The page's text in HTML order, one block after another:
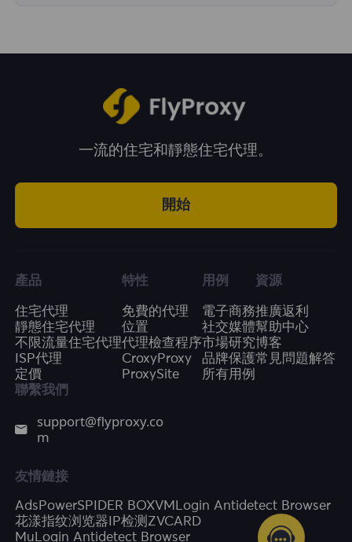
一流的住宅和靜態住宅代理。
開始
產品
住宅代理
靜態住宅代理
不限流量住宅代理
ISP代理
定價
特性
免費的代理
位置
代理檢查程序
CroxyProxy
ProxySite
用例
電子商務
社交媒體
市場研究
品牌保護
所有用例
資源
推廣返利
幫助中心
博客
常見問題解答
聯繫我們
support@flyproxy.co
m
友情鏈接
AdsPowerSPIDER BOXVMLogin Antidetect Browser
花漾指纹浏览器 IP检测 ZVCARD
MuLogin Antidetect Browser